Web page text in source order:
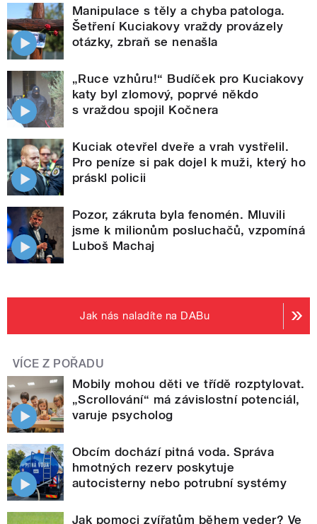
Manipulace s těly a chyba patologa.
Šetření Kuciakovy vraždy provázely
otázky, zbraň se nenašla
„Ruce vzhůru!“ Budíček pro Kuciakovy
katy byl zlomový, poprvé někdo
s vraždou spojil Kočnera
Kuciak otevřel dveře a vrah vystřelil.
Pro peníze si pak dojel k muži, který ho
práskl policii
Pozor, zákruta byla fenomén. Mluvili
jsme k milionům posluchačů, vzpomíná
Luboš Machaj
Jak nás naladíte na DABu
VÍCE Z POŘADU
Mobily mohou děti ve třídě rozptylovat.
„Scrollování“ má závislostní potenciál,
varuje psycholog
Obcím dochází pitná voda. Správa
hmotných rezerv poskytuje
autocisterny nebo potrubní systémy
Jak pomoci zvířatům během veder? Ve